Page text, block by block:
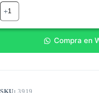
Visor
Samsung
M20
cantidad
Compra en
SKU:3919